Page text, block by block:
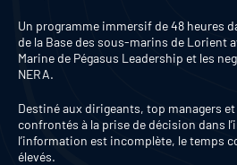
Un programme immersif de 48 heures
de la Base des sous-marins de Lorient
Marine de Pégasus Leadership et les
NERA.
Destiné aux dirigeants, top managers et
confrontés à la prise de décision dans
l’information est incomplète, le temps
élevés.